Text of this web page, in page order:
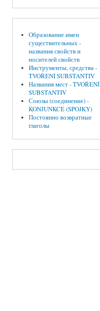
Образование имен
существительных -
названия свойств и
носителей свойств
Инструменты, средства -
TVOŘENÍ SUBSTANTIV
Названия мест - TVOŘENÍ
SUBSTANTIV
Союзы (соединение) -
KONJUNKCE (SPOJKY)
Постоянно возвратные
глаголы